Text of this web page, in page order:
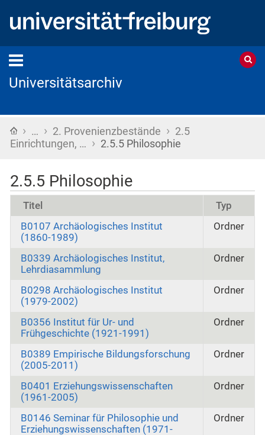
Universitätsarchiv
Startseite
› … › 2. Provenienzbestände › 2.5
Einrichtungen, … › 2.5.5 Philosophie
2.5.5 Philosophie
Titel
Typ
B0107 Archäologisches Institut
(1860-1989)
Ordner
B0339 Archäologisches Institut,
Lehrdiasammlung
Ordner
B0298 Archäologisches Institut
(1979-2002)
Ordner
B0356 Institut für Ur- und
Frühgeschichte (1921-1991)
Ordner
B0389 Empirische Bildungsforschung
(2005-2011)
Ordner
B0401 Erziehungswissenschaften
(1961-2005)
Ordner
B0146 Seminar für Philosophie und
Erziehungswissenschaften (1971-
Ordner